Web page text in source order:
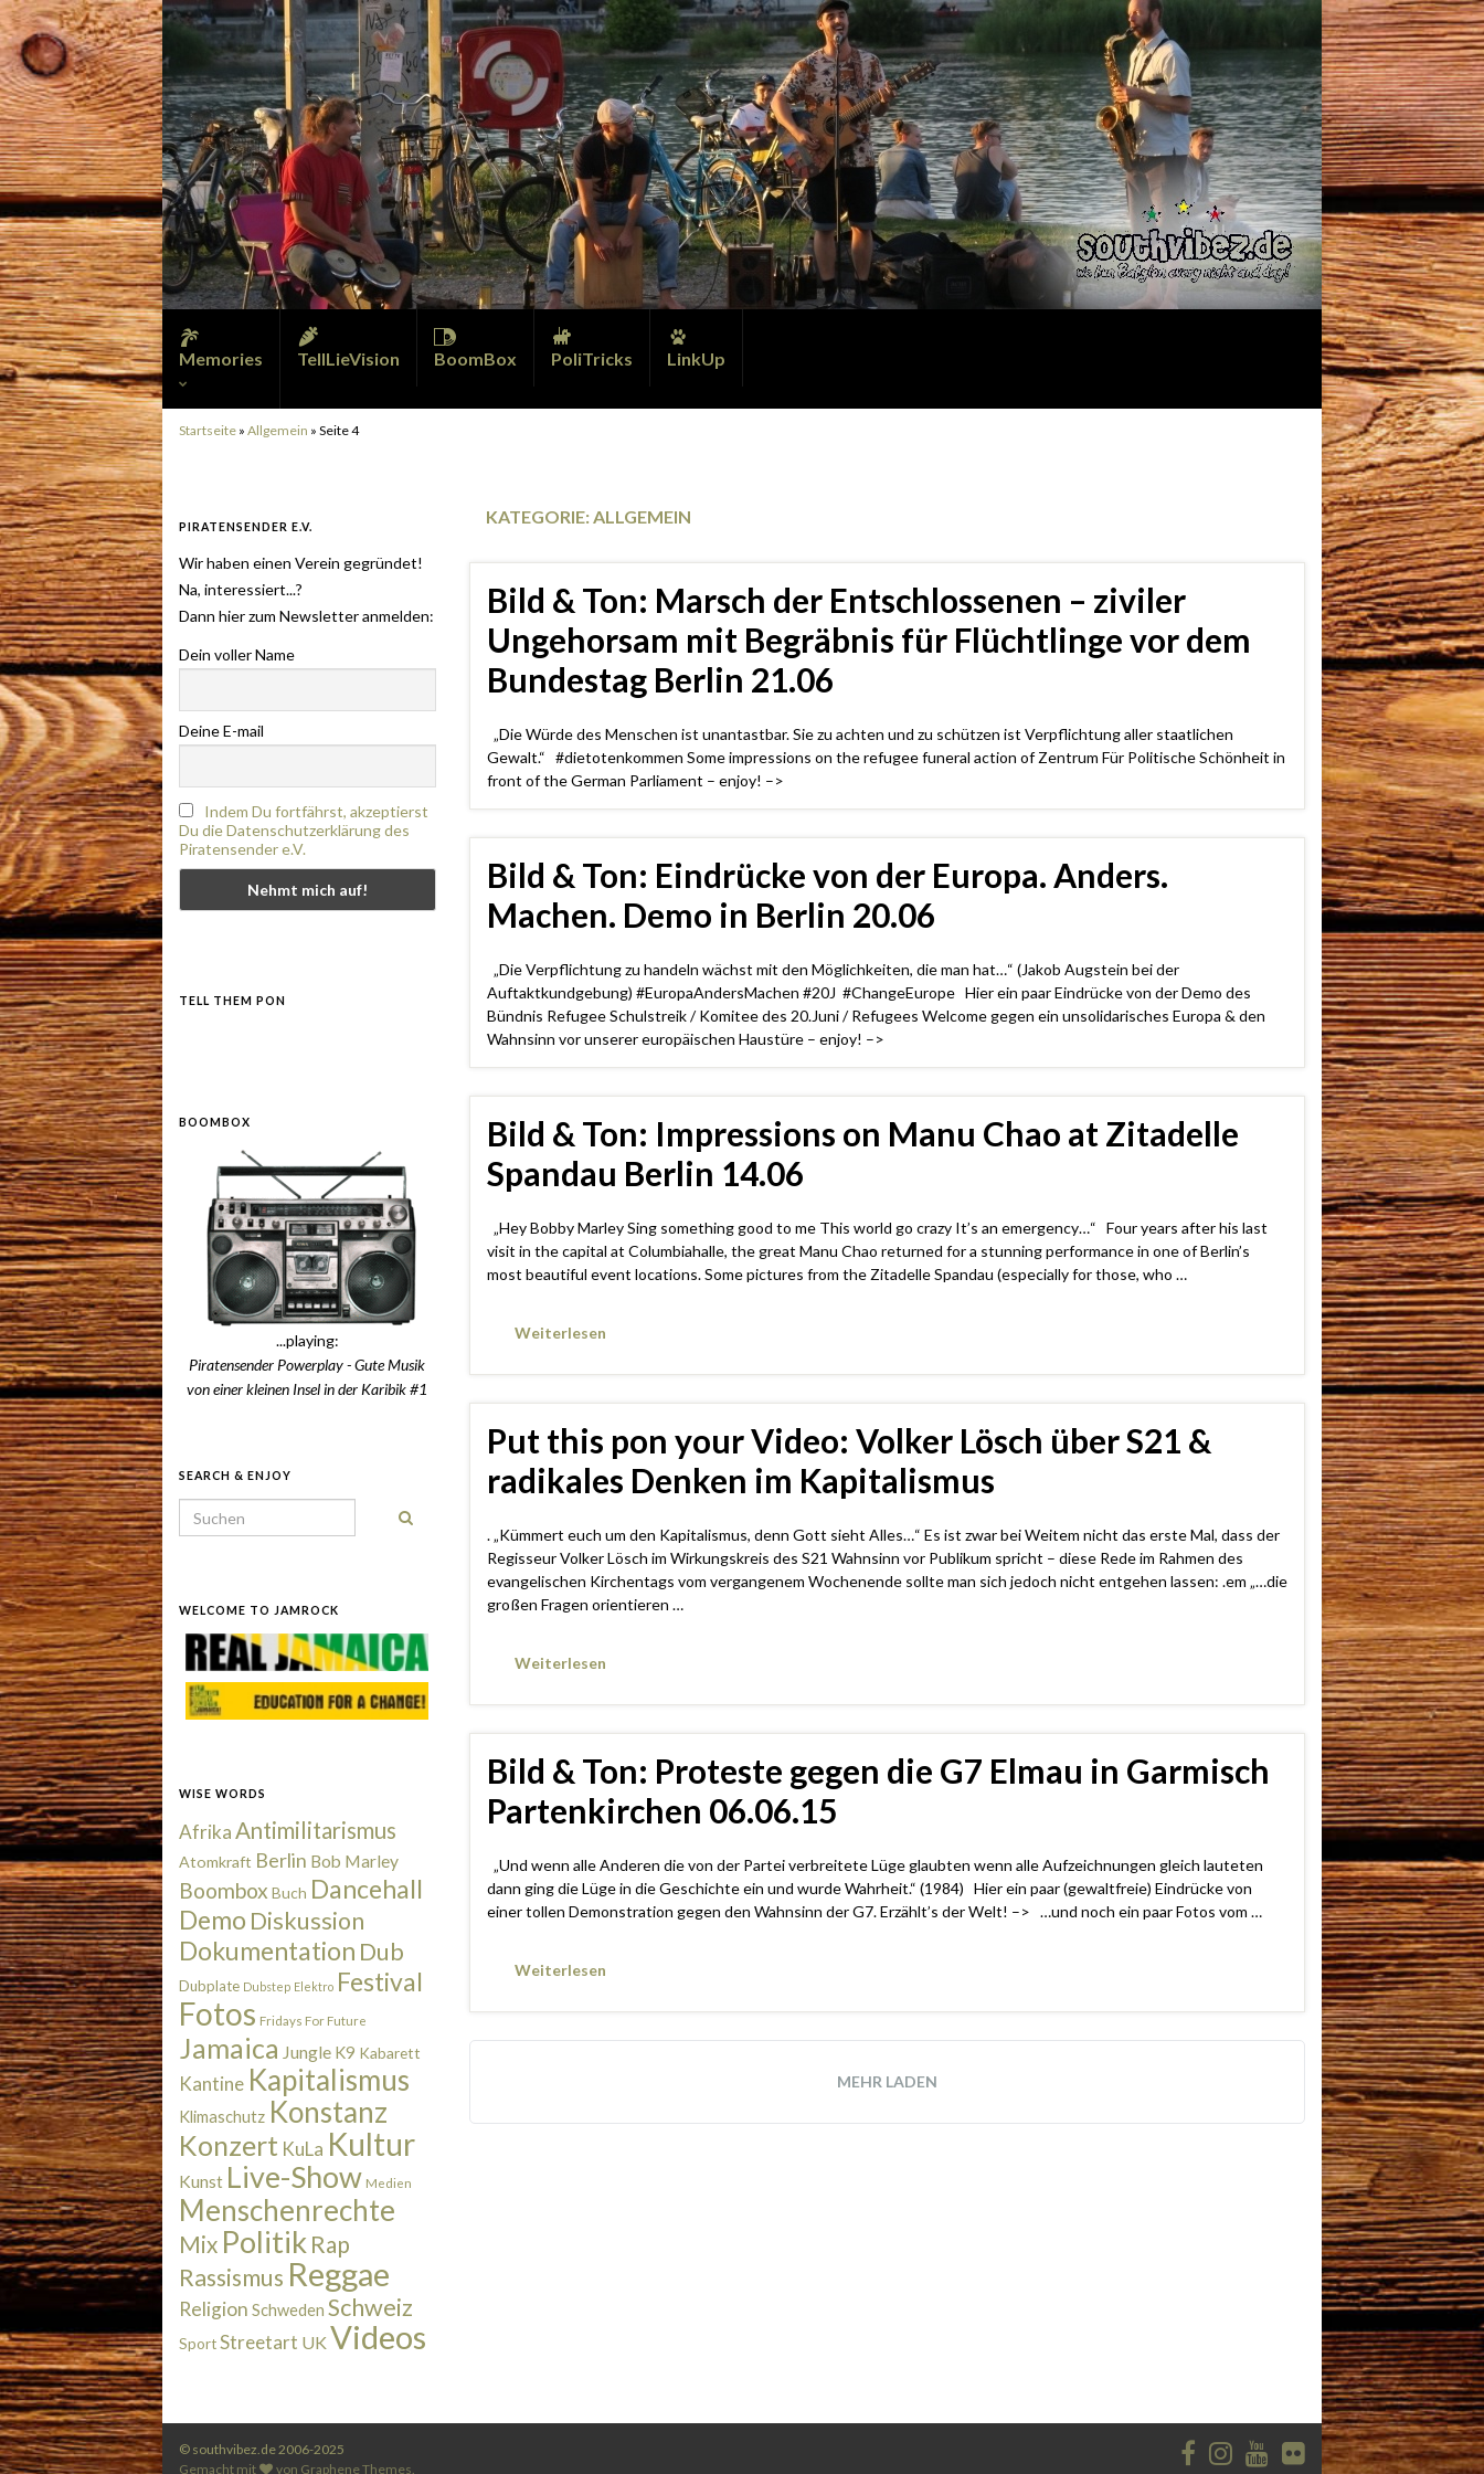
Memories TellLieVision BoomBox PoliTricks LinkUp
Startseite » Allgemein » Seite 4
KATEGORIE:ALLGEMEIN
Bild & Ton: Marsch der Entschlossenen – ziviler
Ungehorsam mit Begräbnis für Flüchtlinge vor dem
Bundestag Berlin 21.06
„Die Würde des Menschen ist unantastbar. Sie zu achten und zu schützen ist Verpflichtung aller staatlichen
Gewalt.“ #dietotenkommen Some impressions on the refugee funeral action of Zentrum Für Politische Schönheit in
front of the German Parliament – enjoy! –>
Bild & Ton: Eindrücke von der Europa. Anders.
Machen. Demo in Berlin 20.06
„Die Verpflichtung zu handeln wächst mit den Möglichkeiten, die man hat…“ (Jakob Augstein bei der
Auftaktkundgebung) #EuropaAndersMachen #20J #ChangeEurope Hier ein paar Eindrücke von der Demo des
Bündnis Refugee Schulstreik / Komitee des 20.Juni / Refugees Welcome gegen ein unsolidarisches Europa & den
Wahnsinn vor unserer europäischen Haustüre – enjoy! –>
Bild & Ton: Impressions on Manu Chao at Zitadelle
Spandau Berlin 14.06
„Hey Bobby Marley Sing something good to me This world go crazy It’s an emergency…“ Four years after his last
visit in the capital at Columbiahalle, the great Manu Chao returned for a stunning performance in one of Berlin’s
most beautiful event locations. Some pictures from the Zitadelle Spandau (especially for those, who …
Weiterlesen
Put this pon your Video: Volker Lösch über S21 &
radikales Denken im Kapitalismus
. „Kümmert euch um den Kapitalismus, denn Gott sieht Alles…“ Es ist zwar bei Weitem nicht das erste Mal, dass der
Regisseur Volker Lösch im Wirkungskreis des S21 Wahnsinn vor Publikum spricht – diese Rede im Rahmen des
evangelischen Kirchentags vom vergangenem Wochenende sollte man sich jedoch nicht entgehen lassen: .em „…die
großen Fragen orientieren …
Weiterlesen
Bild & Ton: Proteste gegen die G7 Elmau in Garmisch
Partenkirchen 06.06.15
„Und wenn alle Anderen die von der Partei verbreitete Lüge glaubten wenn alle Aufzeichnungen gleich lauteten
dann ging die Lüge in die Geschichte ein und wurde Wahrheit.“ (1984) Hier ein paar (gewaltfreie) Eindrücke von
einer tollen Demonstration gegen den Wahnsinn der G7. Erzählt’s der Welt! –> …und noch ein paar Fotos vom …
Weiterlesen
MEHR LADEN
PIRATENSENDER E.V.
Wir haben einen Verein gegründet!
Na, interessiert...?
Dann hier zum Newsletter anmelden:
Dein voller Name
Deine E-mail
Indem Du fortfährst, akzeptierst
Du die Datenschutzerklärung des
Piratensender e.V.
TELL THEM PON
BOOMBOX
...playing:
Piratensender Powerplay - Gute Musik
von einer kleinen Insel in der Karibik #1
SEARCH & ENJOY
Search for:
WELCOME TO JAMROCK
WISE WORDS
AfrikaAntimilitarismus
Atomkraft Berlin Bob Marley
Boombox Buch Dancehall
Demo Diskussion
Dokumentation Dub
Dubplate Dubstep Elektro Festival
Fotos Fridays For Future
Jamaica Jungle K9 Kabarett
Kantine Kapitalismus
Klimaschutz Konstanz
Konzert KuLa Kultur
Kunst Live-Show Medien
Menschenrechte
Mix Politik Rap
Rassismus Reggae
Religion Schweden Schweiz
SportStreetart UKVideos
© southvibez.de 2006-2025
Gemacht mit
von Graphene Themes.